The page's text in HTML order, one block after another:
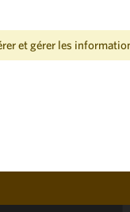
et gérer les